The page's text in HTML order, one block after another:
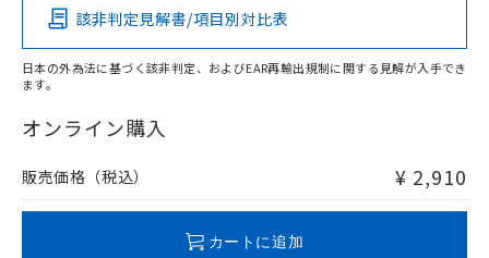
O
在庫等で未対応品が混在する可能性があります。
問い合わせください。
該非判定見解書/項目別対比表
日本の外為法に基づく該非判定、およびEAR再輸出規制に関する見解が入手でき
ます。
オンライン購入
販売価格（税込） ¥ 2,910
カートに追加